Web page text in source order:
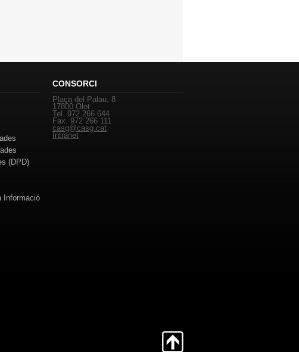
(DPD)
Informació
CONSORCI
Plaça del Palau, 8
17800 Olot
Tel. 972 266 644
Fax. 972 266 111
casg@casg.cat
Intranet